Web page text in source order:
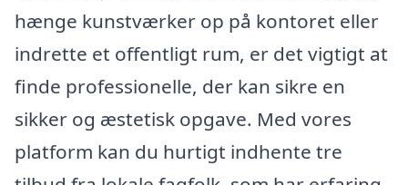
hænge kunstværker op på kontoret eller
indrette et offentligt rum, er det vigtigt at
finde professionelle, der kan sikre en
sikker og æstetisk opgave. Med vores
platform kan du hurtigt indhente tre